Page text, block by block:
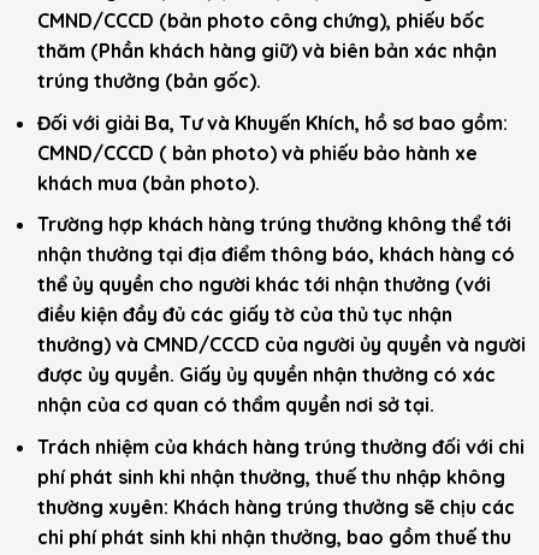
CMND/CCCD (bản photo công chứng), phiếu bốc
thăm (Phần khách hàng giữ) và biên bản xác nhận
trúng thưởng (bản gốc).
Đối với giải Ba, Tư và Khuyến Khích, hồ sơ bao gồm:
CMND/CCCD ( bản photo) và phiếu bảo hành xe
khách mua (bản photo).
Trường hợp khách hàng trúng thưởng không thể tới
nhận thưởng tại địa điểm thông báo, khách hàng có
thể ủy quyền cho người khác tới nhận thưởng (với
điều kiện đầy đủ các giấy tờ của thủ tục nhận
thưởng) và CMND/CCCD của người ủy quyền và người
được ủy quyền. Giấy ủy quyền nhận thưởng có xác
nhận của cơ quan có thẩm quyền nơi sở tại.
Trách nhiệm của khách hàng trúng thưởng đối với chi
phí phát sinh khi nhận thưởng, thuế thu nhập không
thường xuyên: Khách hàng trúng thưởng sẽ chịu các
chi phí phát sinh khi nhận thưởng, bao gồm thuế thu